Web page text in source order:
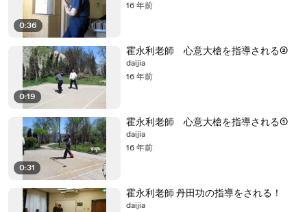
0:36
16 年前
0:19
霍永利老師 心意大槍を指導される②
daijia
16 年前
0:31
霍永利老師 心意大槍を指導される①
daijia
16 年前
霍永利老師 丹田功の指導をされる！
daijia